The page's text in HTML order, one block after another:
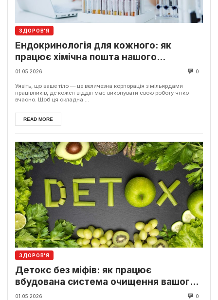
ЗДОРОВ'Я
Ендокринологія для кожного: як
працює хімічна пошта нашого
організму
01.05.2026 0
Уявіть, що ваше тіло — це величезна корпорація з мільярдами
працівників, де кожен відділ має виконувати свою роботу чітко
вчасно. Щоб ця складна ...
READ MORE
ЗДОРОВ'Я
Детокс без міфів: як працює
вбудована система очищення вашого
тіла
01.05.2026 0